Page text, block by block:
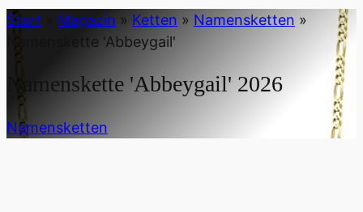
Start
Magazin » Ketten » Namensketten »
Namenskette 'Abbeygail'
Namenskette 'Abbeygail' 2026
Namensketten